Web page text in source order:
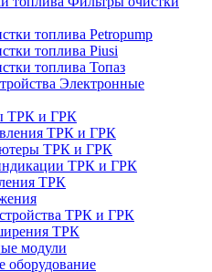
топлива Petropump
топлива Piusi
топлива Топаз
Электронные
ТРК и ГРК
ТРК и ГРК
ТРК и ГРК
ТРК и ГРК
ТРК
ТРК и ГРК
ТРК
модули